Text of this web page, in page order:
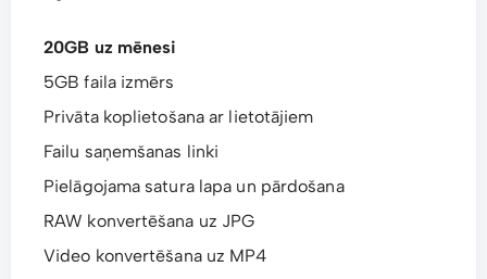
20GB uz mēnesi
5GB faila izmērs
Privāta koplietošana ar lietotājiem
Failu saņemšanas linki
Pielāgojama satura lapa un pārdošana
RAW konvertēšana uz JPG
Video konvertēšana uz MP4